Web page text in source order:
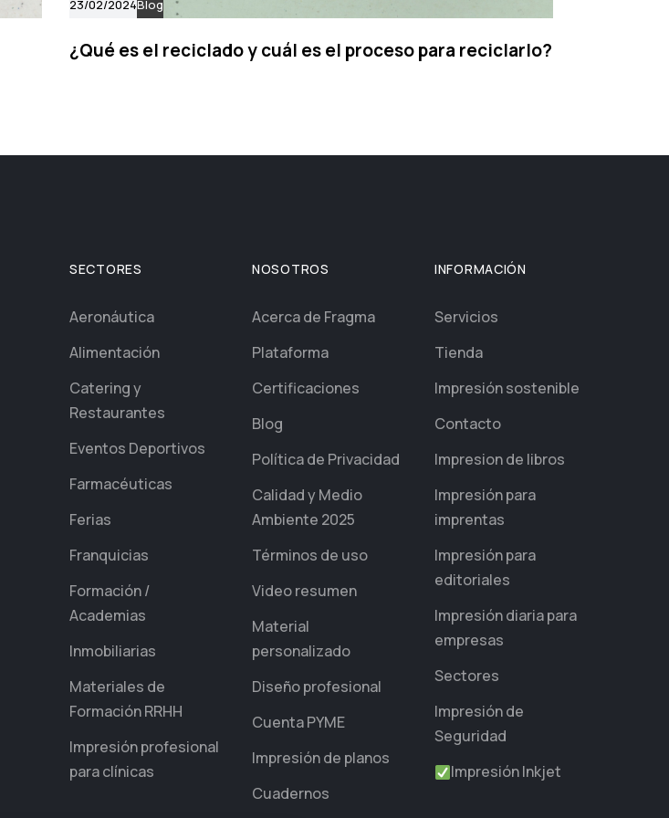
23/02/2024Blog
¿Qué es el reciclado y cuál es el proceso para reciclarlo?
SECTORES
Aeronáutica
Alimentación
Catering y
Restaurantes
Eventos Deportivos
Farmacéuticas
Ferias
Franquicias
Formación /
Academias
Inmobiliarias
Materiales de
Formación RRHH
Impresión profesional
para clínicas
NOSOTROS
Acerca de Fragma
Plataforma
Certificaciones
Blog
Política de Privacidad
Calidad y Medio
Ambiente 2025
Términos de uso
Video resumen
Material
personalizado
Diseño profesional
Cuenta PYME
Impresión de planos
Cuadernos
INFORMACIÓN
Servicios
Tienda
Impresión sostenible
Contacto
Impresion de libros
Impresión para
imprentas
Impresión para
editoriales
Impresión diaria para
empresas
Sectores
Impresión de
Seguridad
Impresión Inkjet